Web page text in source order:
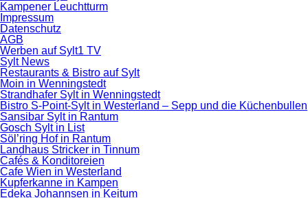
Kampener Leuchtturm
Impressum
Datenschutz
AGB
Werben auf Sylt1 TV
Sylt News
Restaurants & Bistro auf Sylt
Moin in Wenningstedt
Strandhafer Sylt in Wenningstedt
Bistro S-Point-Sylt in Westerland – Sepp und die Küchenbullen
Sansibar Sylt in Rantum
Gosch Sylt in List
Söl’ring Hof in Rantum
Landhaus Stricker in Tinnum
Cafés & Konditoreien
Cafe Wien in Westerland
Kupferkanne in Kampen
Edeka Johannsen in Keitum